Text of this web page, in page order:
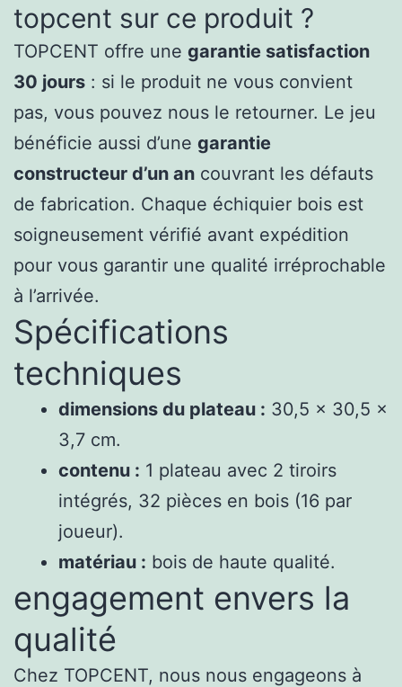
topcent sur ce produit ?
TOPCENT offre une garantie satisfaction
30 jours : si le produit ne vous convient
pas, vous pouvez nous le retourner. Le jeu
bénéficie aussi d’une garantie
constructeur d’un an couvrant les défauts
de fabrication. Chaque échiquier bois est
soigneusement vérifié avant expédition
pour vous garantir une qualité irréprochable
à l’arrivée.
Spécifications
techniques
dimensions du plateau : 30,5 x 30,5 x
3,7 cm.
contenu : 1 plateau avec 2 tiroirs
intégrés, 32 pièces en bois (16 par
joueur).
matériau : bois de haute qualité.
engagement envers la
qualité
Chez TOPCENT, nous nous engageons à